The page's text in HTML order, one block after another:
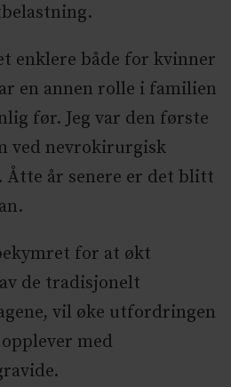
enklere både for kvinner
en annen rolle i familien
før. Jeg var den første
ved nevrokirurgisk
Åtte år senere er det blitt
for at økt
de tradisjonelt
vil øke utfordringen
med